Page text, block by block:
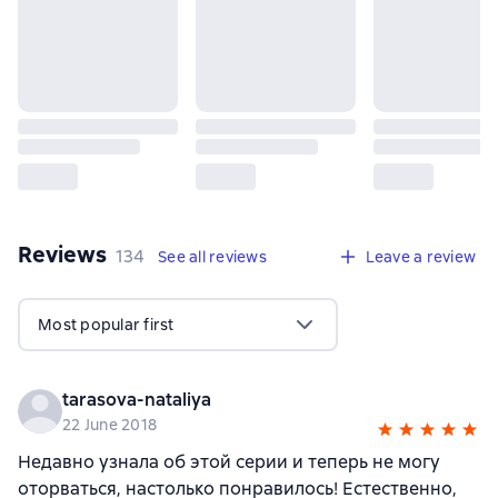
Reviews 134 reviews
134 See all reviews Leave a review
Most popular first
tarasova-nataliya
22 June 2018
Недавно узнала об этой серии и теперь не могу
оторваться, настолько понравилось! Естественно,